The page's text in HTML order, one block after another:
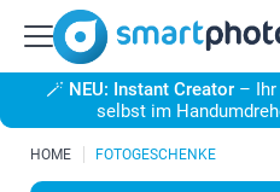
🪄 NEU: Instant Creator –
selbst im
HOME FOTOGESCHENKE